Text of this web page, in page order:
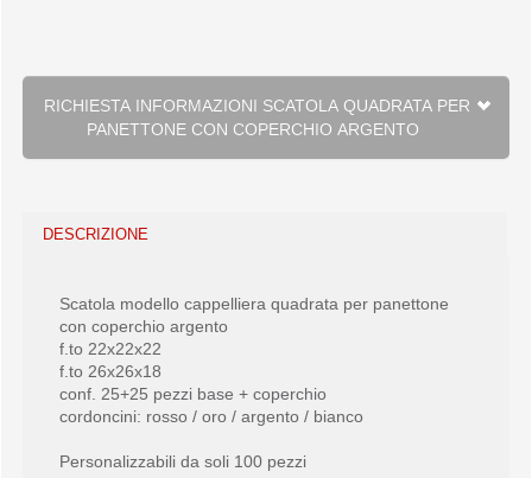
RICHIESTA INFORMAZIONI SCATOLA QUADRATA PER
PANETTONE CON COPERCHIO ARGENTO
DESCRIZIONE
Scatola modello cappelliera quadrata per panettone
con coperchio argento
f.to 22x22x22
f.to 26x26x18
conf. 25+25 pezzi base + coperchio
cordoncini: rosso / oro / argento / bianco
Personalizzabili da soli 100 pezzi